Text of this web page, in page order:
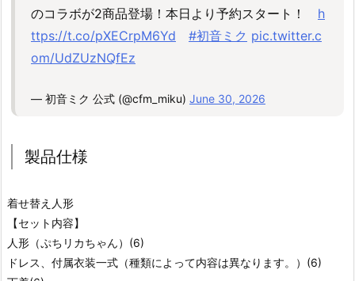
のコラボが2商品登場！本日より予約スタート！ h
ttps://t.co/pXECrpM6Yd
#初音ミク pic.twitter.c
om/UdZUzNQfEz
— 初音ミク 公式 (@cfm_miku) June 30, 2026
製品仕様
着せ替え人形
【セット内容】
人形（ぷちリカちゃん）(6)
ドレス、付属衣装一式（種類によって内容は異なります。）(6)